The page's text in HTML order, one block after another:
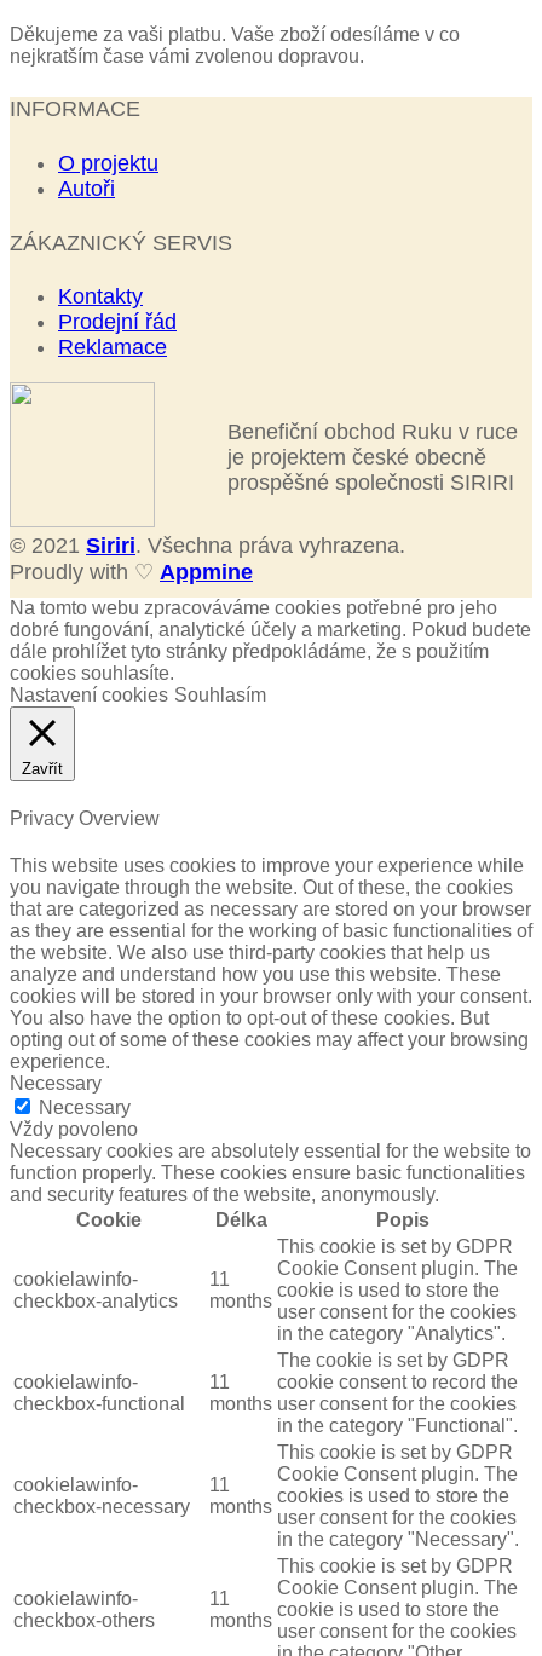
Děkujeme za vaši platbu. Vaše zboží odesíláme v co
nejkratším čase vámi zvolenou dopravou.
INFORMACE
O projektu
Autoři
ZÁKAZNICKÝ SERVIS
Kontakty
Prodejní řád
Reklamace
Benefiční obchod Ruku v ruce
je projektem české obecně
prospěšné společnosti SIRIRI
© 2021 Siriri. Všechna práva vyhrazena.
Proudly with ♡ Appmine
Na tomto webu zpracováváme cookies potřebné pro jeho
dobré fungování, analytické účely a marketing. Pokud budete
dále prohlížet tyto stránky předpokládáme, že s použitím
cookies souhlasíte.
Nastavení cookies Souhlasím
Zavřít
Privacy Overview
This website uses cookies to improve your experience while
you navigate through the website. Out of these, the cookies
that are categorized as necessary are stored on your browser
as they are essential for the working of basic functionalities of
the website. We also use third-party cookies that help us
analyze and understand how you use this website. These
cookies will be stored in your browser only with your consent.
You also have the option to opt-out of these cookies. But
opting out of some of these cookies may affect your browsing
experience.
Necessary
Necessary
Vždy povoleno
Necessary cookies are absolutely essential for the website to
function properly. These cookies ensure basic functionalities
and security features of the website, anonymously.
Cookie
Délka Popis
cookielawinfo-
checkbox-analytics
11
months
This cookie is set by GDPR
Cookie Consent plugin. The
cookie is used to store the
user consent for the cookies
in the category "Analytics".
cookielawinfo-
checkbox-functional
11
months
The cookie is set by GDPR
cookie consent to record the
user consent for the cookies
in the category "Functional".
cookielawinfo-
checkbox-necessary
11
months
This cookie is set by GDPR
Cookie Consent plugin. The
cookies is used to store the
user consent for the cookies
in the category "Necessary".
cookielawinfo-
checkbox-others
11
months
This cookie is set by GDPR
Cookie Consent plugin. The
cookie is used to store the
user consent for the cookies